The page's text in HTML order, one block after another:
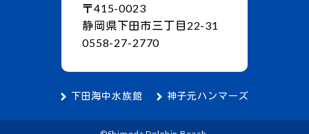
〒415-0023
静岡県下田市三丁目22-31
0558-27-2770
下田海中水族館 神子元ハンマーズ